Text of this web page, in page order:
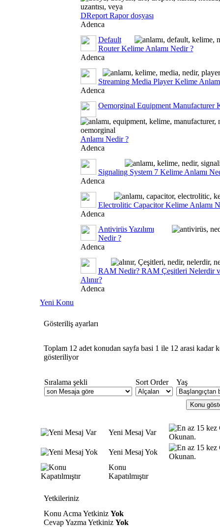
DReport Rapor dosyası
Adenca
Default
Router Kelime Anlamı Nedir ?
Adenca
Streaming Media Player Kelime
Adenca
Oemorginal Equipment Manufacturer
Anlamı Nedir ?
Adenca
Signaling System 7 Kelime Anlamı
Adenca
Electrolitic Capacitor Kelime Anlamı
Adenca
Antivirüs Yazılımı
Nedir ?
Adenca
RAM Nedir? RAM Çeşitleri Nelerdir
Alınır?
Adenca
Yeni Konu
Gösteriliş ayarları
Toplam 12 adet konudan sayfa basi 1 ile 12 arasi kadar
gösteriliyor
Sıralama şekli Sort Order Yaş
Yeni Mesaj Var
Yeni Mesaj Yok
Konu
Kapatılmıştır
Yetkileriniz
Konu Acma Yetkiniz Yok
Cevap Yazma Yetkiniz Yok